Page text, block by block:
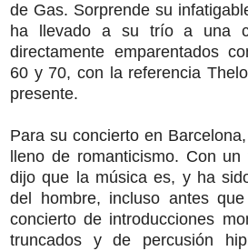
de Gas. Sorprende su
ha llevado a su trío a una
directamente emparentados
60 y 70, con la referencia
presente.
Para su concierto en
lleno de romanticismo. Con
dijo que la música es, y ha
del hombre, incluso antes
concierto de introducciones
truncados y de percusión